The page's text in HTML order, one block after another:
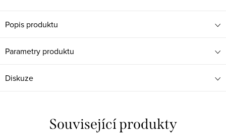
Popis produktu
Parametry produktu
Diskuze
Související produkty